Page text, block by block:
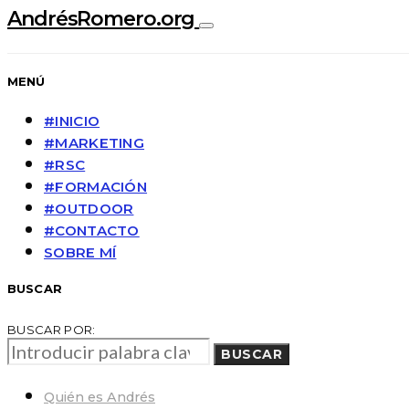
AndrésRomero.org
MENÚ
#INICIO
#MARKETING
#RSC
#FORMACIÓN
#OUTDOOR
#CONTACTO
SOBRE MÍ
BUSCAR
BUSCAR POR:
BUSCAR
Quién es Andrés